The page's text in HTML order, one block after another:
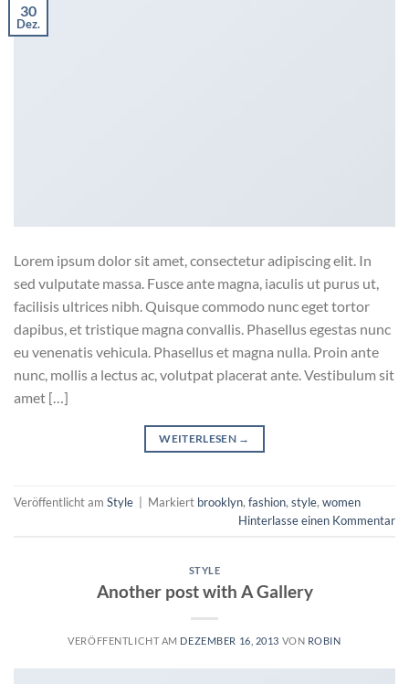
30
Dez.
Lorem ipsum dolor sit amet, consectetur adipiscing elit. In
sed vulputate massa. Fusce ante magna, iaculis ut purus ut,
facilisis ultrices nibh. Quisque commodo nunc eget tortor
dapibus, et tristique magna convallis. Phasellus egestas nunc
eu venenatis vehicula. Phasellus et magna nulla. Proin ante
nunc, mollis a lectus ac, volutpat placerat ante. Vestibulum sit
amet […]
WEITERLESEN →
Veröffentlicht am Style Markiert brooklyn, fashion, style, women
Hinterlasse einen Kommentar
STYLE
Another post with A Gallery
VERÖFFENTLICHT AM DEZEMBER 16, 2013 VON ROBIN